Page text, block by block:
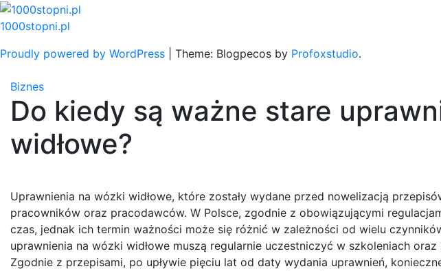
Skip
to
1000stopni.pl
Proudly powered by WordPress
Theme: Blogpecos by Profoxstudio.
Biznes
Do kiedy są ważne stare
widłowe?
Uprawnienia na wózki widłowe, które zostały wydane przed nowelizacją
pracowników oraz pracodawców. W Polsce, zgodnie z obowiązującymi
czas, jednak ich termin ważności może się różnić w zależności od wielu
uprawnienia na wózki widłowe muszą regularnie uczestniczyć w szkoleniach
Zgodnie z przepisami, po upływie pięciu lat od daty wydania uprawnień,